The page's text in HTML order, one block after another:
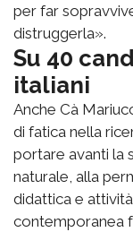
per far
distruggerla».
Su 40
italiani
Anche Cà
di fatica nella
portare avanti la
naturale, alla
didattica e
contemporanea